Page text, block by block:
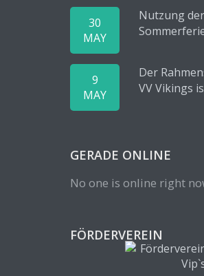
30
MAY
Nutzung
9
MAY
Der
VV Vikings
GERADE ONLINE
No one is online right
FÖRDERVEREIN